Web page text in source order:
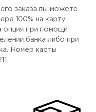
заказа вы можете
100% на карту
опция при помощи
банка либо при
Номер карты